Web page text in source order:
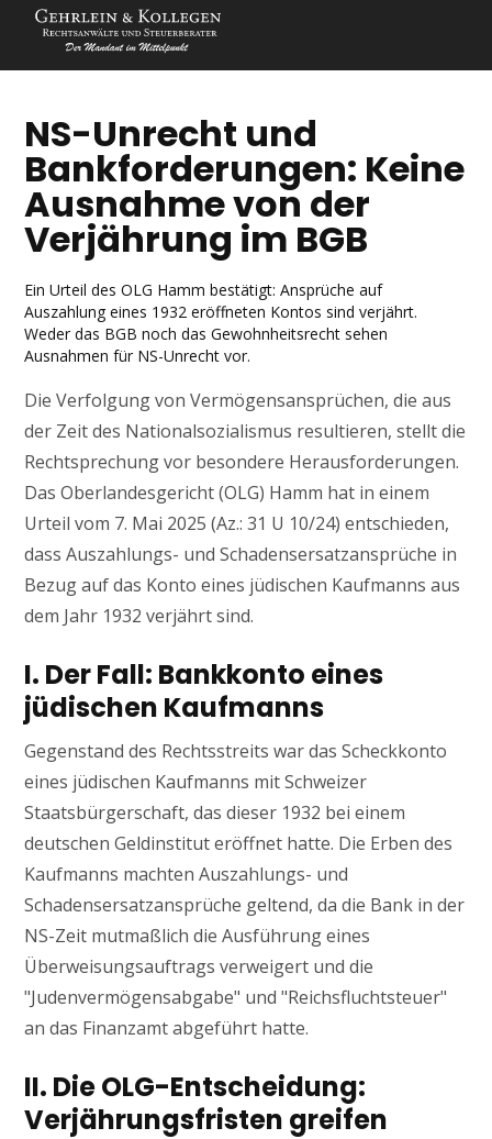
NS-Unrecht und
Bankforderungen: Keine
Ausnahme von der
Verjährung im BGB
Ein Urteil des OLG Hamm bestätigt: Ansprüche auf
Auszahlung eines 1932 eröffneten Kontos sind verjährt.
Weder das BGB noch das Gewohnheitsrecht sehen
Ausnahmen für NS-Unrecht vor.
Die Verfolgung von Vermögensansprüchen, die aus
der Zeit des Nationalsozialismus resultieren, stellt die
Rechtsprechung vor besondere Herausforderungen.
Das Oberlandesgericht (OLG) Hamm hat in einem
Urteil vom 7. Mai 2025 (Az.: 31 U 10/24) entschieden,
dass Auszahlungs- und Schadensersatzansprüche in
Bezug auf das Konto eines jüdischen Kaufmanns aus
dem Jahr 1932 verjährt sind.
I. Der Fall: Bankkonto eines
jüdischen Kaufmanns
Gegenstand des Rechtsstreits war das Scheckkonto
eines jüdischen Kaufmanns mit Schweizer
Staatsbürgerschaft, das dieser 1932 bei einem
deutschen Geldinstitut eröffnet hatte. Die Erben des
Kaufmanns machten Auszahlungs- und
Schadensersatzansprüche geltend, da die Bank in der
NS-Zeit mutmaßlich die Ausführung eines
Überweisungsauftrags verweigert und die
"Judenvermögensabgabe" und "Reichsfluchtsteuer"
an das Finanzamt abgeführt hatte.
II. Die OLG-Entscheidung:
Verjährungsfristen greifen